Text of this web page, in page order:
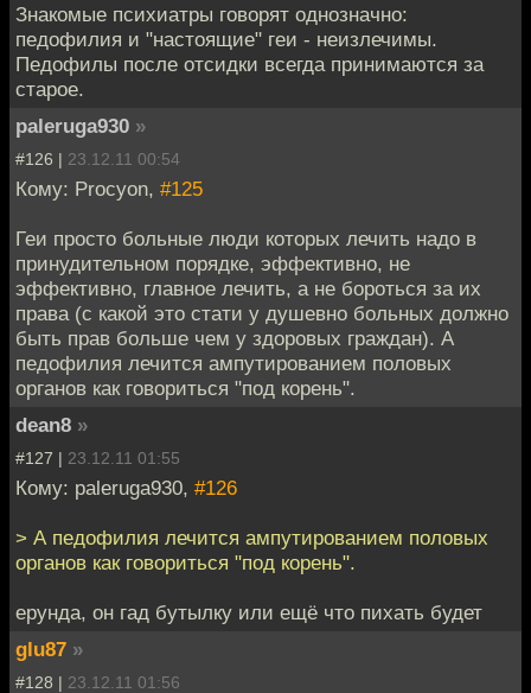
Знакомые психиатры говорят однозначно:
педофилия и "настоящие" геи - неизлечимы.
Педофилы после отсидки всегда принимаются за
старое.
paleruga930 »
#126 | 23.12.11 00:54
Кому: Procyon, #125
Геи просто больные люди которых лечить надо в
принудительном порядке, эффективно, не
эффективно, главное лечить, а не бороться за их
права (с какой это стати у душевно больных должно
быть прав больше чем у здоровых граждан). А
педофилия лечится ампутированием половых
органов как говориться "под корень".
dean8 »
#127 | 23.12.11 01:55
Кому: paleruga930, #126
> А педофилия лечится ампутированием половых
органов как говориться "под корень".
ерунда, он гад бутылку или ещё что пихать будет
glu87 »
#128 | 23.12.11 01:56